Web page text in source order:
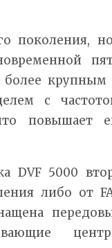
поколения,
более
с
повышает
DVF 5000
либо от